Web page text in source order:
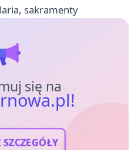
sakramenty
się na